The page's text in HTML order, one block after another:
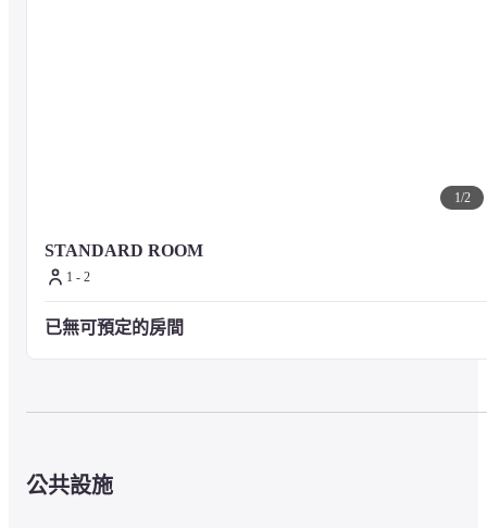
1/2
STANDARD ROOM
1 - 2
已無可預定的房間
公共設施